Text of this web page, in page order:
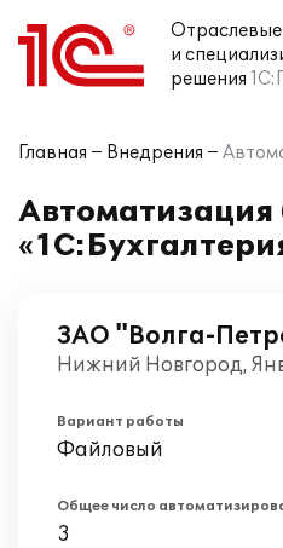
Отраслевые
и
решения
Главная Внедрения
ЗАО "Волга-
Нижний Новгород,
Вариант работы
Файловый
Общее число
3